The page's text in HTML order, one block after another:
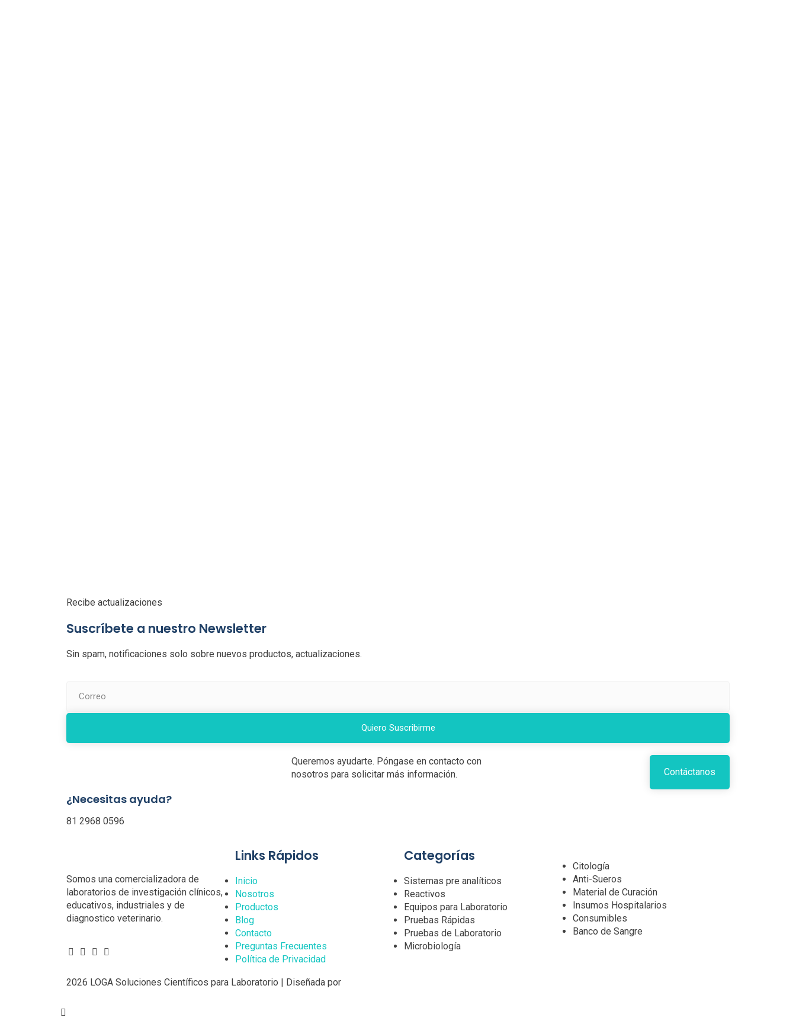
Recibe actualizaciones
Suscríbete a nuestro Newsletter
Sin spam, notificaciones solo sobre nuevos productos, actualizaciones.
Quiero Suscribirme
¿Necesitas ayuda?
81 2968 0596
Queremos ayudarte. Póngase en contacto con
nosotros para solicitar más información.
Contáctanos
Somos una comercializadora de
laboratorios de investigación clínicos,
educativos, industriales y de
diagnostico veterinario.
Links Rápidos
Inicio
Nosotros
Productos
Blog
Contacto
Preguntas Frecuentes
Política de Privacidad
Categorías
Sistemas pre analíticos
Reactivos
Equipos para Laboratorio
Pruebas Rápidas
Pruebas de Laboratorio
Microbiología
Citología
Anti-Sueros
Material de Curación
Insumos Hospitalarios
Consumibles
Banco de Sangre
2026 LOGA Soluciones Científicos para Laboratorio | Diseñada por